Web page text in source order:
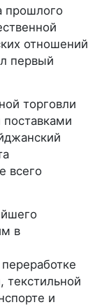
прошлого
отношений
первый
торговли
всего
в
текстильной
и